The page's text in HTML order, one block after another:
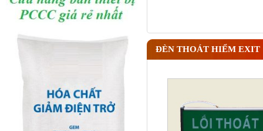
ĐÈN THOÁT HIỂM EXIT